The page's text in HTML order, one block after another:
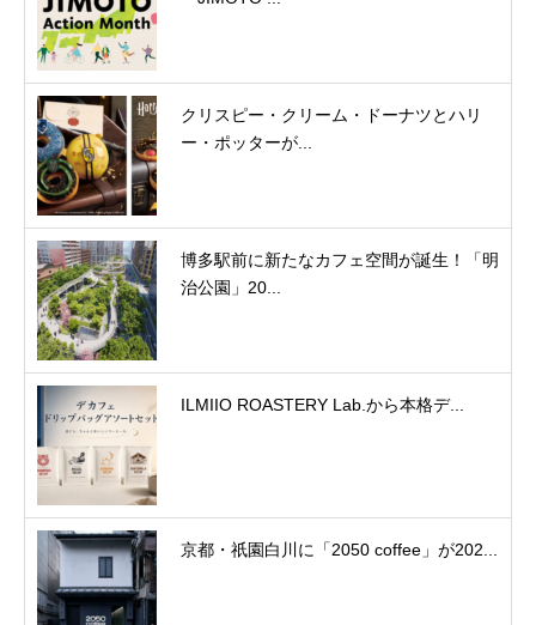
クリスピー・クリーム・ドーナツとハリ
ー・ポッターが...
博多駅前に新たなカフェ空間が誕生！「明
治公園」20...
ILMIIO ROASTERY Lab.から本格デ...
京都・祇園白川に「2050 coffee」が202...